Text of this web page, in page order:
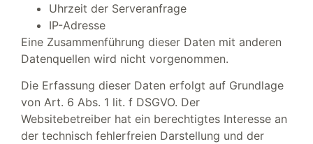
Uhrzeit der Serveranfrage
IP-Adresse
Eine Zusammenführung dieser Daten mit anderen
Datenquellen wird nicht vorgenommen.
Die Erfassung dieser Daten erfolgt auf Grundlage
von Art. 6 Abs. 1 lit. f DSGVO. Der
Websitebetreiber hat ein berechtigtes Interesse an
der technisch fehlerfreien Darstellung und der